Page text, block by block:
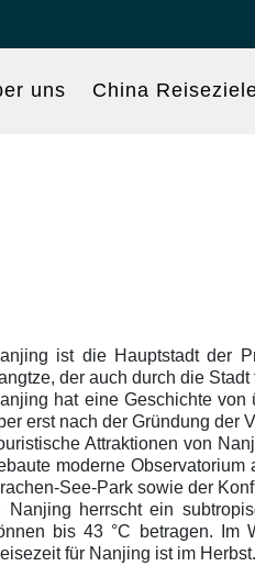
uns China
ist die Hauptstadt der
der auch durch die
hat eine Geschichte
erst nach der Gründung der
Attraktionen von
moderne
See-Park sowie der
Nanjing herrscht ein
bis 43 °C betragen. Im
für Nanjing ist im Herbst.